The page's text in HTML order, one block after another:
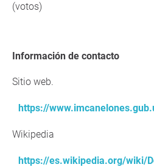
(votos)
Información de contacto
Sitio web.
https://
Wikipedia
https://es.wikipedia.org/wiki/